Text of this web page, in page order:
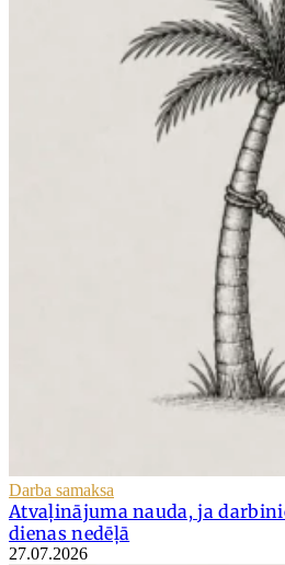
Darba samaksa
Atvaļinājuma nauda, ja
dienas nedēļā
27.07.2026